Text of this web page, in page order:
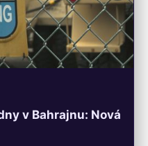
v Bahrajnu: Nová